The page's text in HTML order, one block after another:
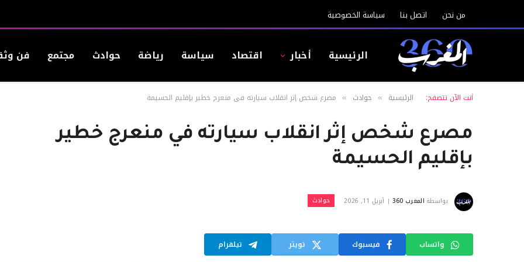
من نحن اتصل بنا سياسة الخصوصية
الرئيسية أخبار اقتصاد سياسة رياضة حوادث مجتمع فن
أنت الآن تتصفح: الرئيسية » حوادث » مصرع شخص إثر انقلاب سيارته في منعرج خطير بإقليم الحسيمة
مصرع شخص إثر انقلاب سيارته في منعرج خطير
بإقليم الحسيمة
بواسطة المغرب 360 أبريل 11, 2026 حوادث
واتساب فيسبوك تويتر تيلقرام